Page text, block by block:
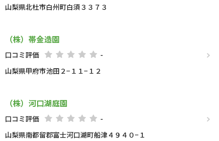
山梨県北杜市白州町白須３３７３
（株）帯金造園
口コミ評価
-
山梨県甲府市池田２−１１−１２
（株）河口湖庭園
口コミ評価
-
山梨県南都留郡富士河口湖町船津４９４０−１